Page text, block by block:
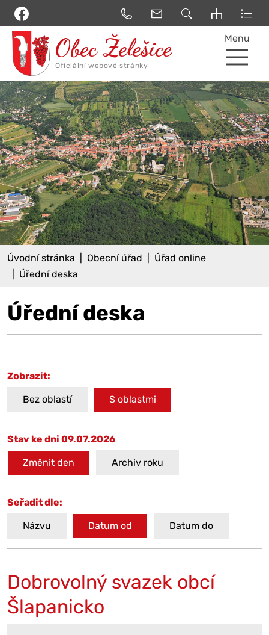
Menu
Úvodní stránka Obecní úřad
Úřad online
Úřední deska
Úřední deska
Zobrazit:
Bez oblastí S oblastmi
Stav ke dni 09.07.2026
Změnit den Archiv roku
Seřadit dle:
Názvu Datum od Datum do
Dobrovolný svazek obcí
Šlapanicko